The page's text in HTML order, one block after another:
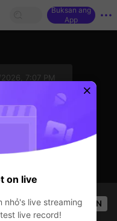
Buksan ang
App
7:07 PM
OPEN
on live
nhỏ's live streaming
live record!